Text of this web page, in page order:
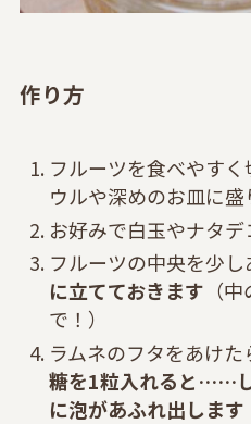
作り方
フルーツを食べやす
ウルや深めのお皿に盛
お好みで白玉やナタ
フルーツの中央を少し
に立てておきます （
で！）
ラムネのフタをあけた
糖を1粒入れると……
に泡があふれ出します